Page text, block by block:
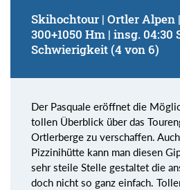
Skihochtour | Ortler Alpen
300+1050 Hm | insg. 04:30
Schwierigkeit (4 von 6)
Der Pasquale eröffnet die
tollen Überblick über das
Ortlerberge zu verschaffen.
Pizzinihütte kann man diesen
sehr steile Stelle gestaltet die
doch nicht so ganz einfach.